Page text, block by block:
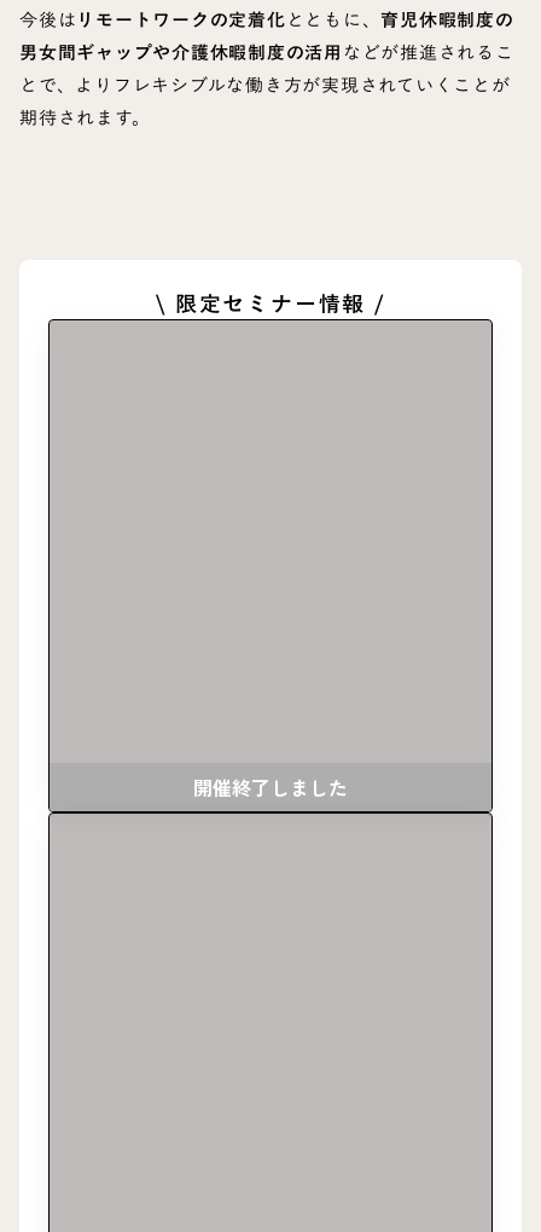
今後はリモートワークの定着化とともに、育児休暇制度の
男女間ギャップや介護休暇制度の活用などが推進されるこ
とで、よりフレキシブルな働き方が実現されていくことが
期待されます。
\ 限定セミナー情報 /
開催終了しました